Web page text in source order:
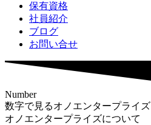
保有資格
社員紹介
ブログ
お問い合せ
Number
数字で見るオノエンタープライズ
オノエンタープライズについて